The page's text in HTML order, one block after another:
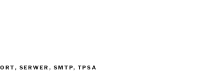
, SERWER , SMTP, TPSA